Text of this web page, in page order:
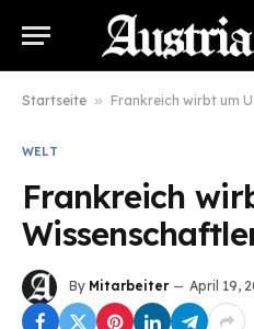
Startseite » Frankreich wirbt um
WELT
Frankreich
By Mitarbeiter April 19,